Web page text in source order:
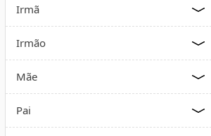
Irmã
Irmão
Mãe
Pai